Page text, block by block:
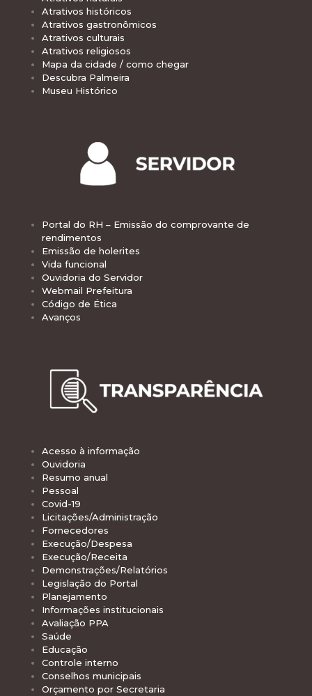
Atrativos históricos
Atrativos gastronômicos
Atrativos culturais
Atrativos religiosos
Mapa da cidade / como chegar
Descubra Palmeira
Museu Histórico
Portal do RH – Emissão do comprovante de
rendimentos
Emissão de holerites
Vida funcional
Ouvidoria do Servidor
Webmail Prefeitura
Código de Ética
Avanços
Acesso à informação
Ouvidoria
Resumo anual
Pessoal
Covid-19
Licitações/Administração
Fornecedores
Execução/Despesa
Execução/Receita
Demonstrações/Relatórios
Legislação do Portal
Planejamento
Informações institucionais
Avaliação PPA
Saúde
Educação
Controle interno
Conselhos municipais
Orçamento por Secretaria